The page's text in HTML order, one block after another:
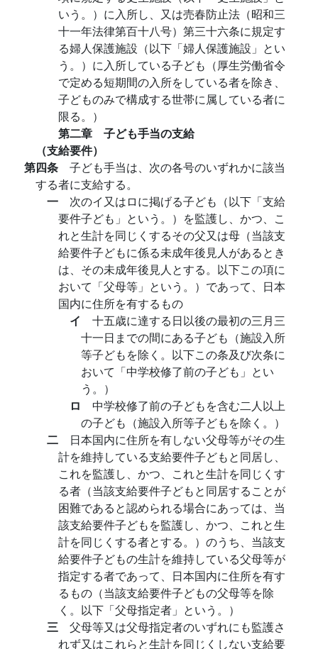
いう。）に入所し、又は売春防止法（昭和三
十一年法律第百十八号）第三十六条に規定す
る婦人保護施設（以下「婦人保護施設」とい
う。）に入所している子ども（厚生労働省令
で定める短期間の入所をしている者を除き、
子どものみで構成する世帯に属している者に
限る。）
第二章 子ども手当の支給
（支給要件）
第四条 子ども手当は、次の各号のいずれかに該当
する者に支給する。
一 次のイ又はロに掲げる子ども（以下「支給
要件子ども」という。）を監護し、かつ、こ
れと生計を同じくするその父又は母（当該支
給要件子どもに係る未成年後見人があるとき
は、その未成年後見人とする。以下この項に
おいて「父母等」という。）であって、日本
国内に住所を有するもの
イ 十五歳に達する日以後の最初の三月三
十一日までの間にある子ども（施設入所
等子どもを除く。以下この条及び次条に
おいて「中学校修了前の子ども」とい
う。）
ロ 中学校修了前の子どもを含む二人以上
の子ども（施設入所等子どもを除く。）
二 日本国内に住所を有しない父母等がその生
計を維持している支給要件子どもと同居し、
これを監護し、かつ、これと生計を同じくす
る者（当該支給要件子どもと同居することが
困難であると認められる場合にあっては、当
該支給要件子どもを監護し、かつ、これと生
計を同じくする者とする。）のうち、当該支
給要件子どもの生計を維持している父母等が
指定する者であって、日本国内に住所を有す
るもの（当該支給要件子どもの父母等を除
く。以下「父母指定者」という。）
三 父母等又は父母指定者のいずれにも監護さ
れず又はこれらと生計を同じくしない支給要